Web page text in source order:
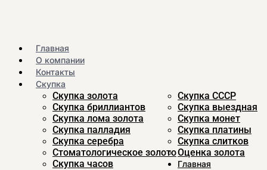
Главная
О компании
Контакты
Скупка
Скупка золота
Скупка CCСР
Скупка бриллиантов
Скупка выездная
Скупка лома золота
Скупка монет
Скупка палладия
Скупка платины
Скупка серебра
Скупка слитков
Стоматологическое золотоОценка золота
Скупка часов
Главная